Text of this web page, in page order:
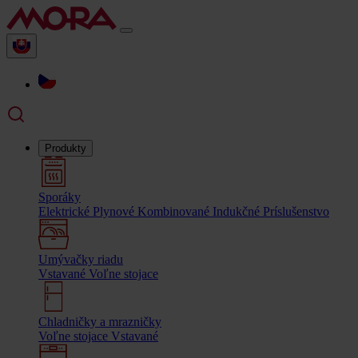
Produkty
Sporáky
Elektrické Plynové Kombinované Indukčné Príslušenstvo
Umývačky riadu
Vstavané Voľne stojace
Chladničky a mrazničky
Voľne stojace Vstavané